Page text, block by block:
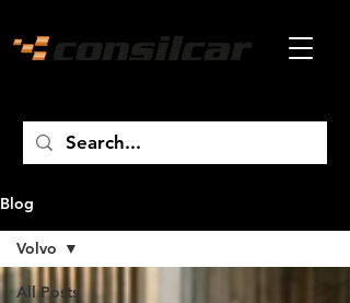
Blog
All Posts
Volvo